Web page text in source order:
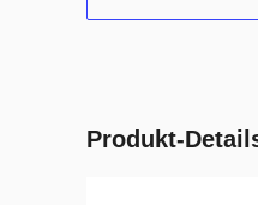
Produkt-